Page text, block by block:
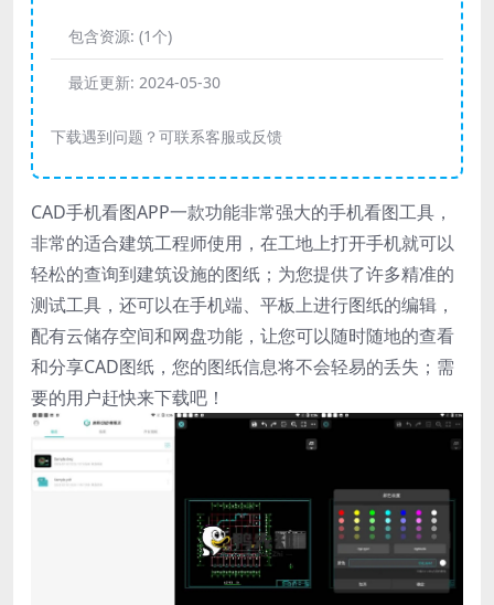
包含资源: (1个)
最近更新: 2024-05-30
下载遇到问题？可联系客服或反馈
CAD手机看图APP一款功能非常强大的手机看图工具，
非常的适合建筑工程师使用，在工地上打开手机就可以
轻松的查询到建筑设施的图纸；为您提供了许多精准的
测试工具，还可以在手机端、平板上进行图纸的编辑，
配有云储存空间和网盘功能，让您可以随时随地的查看
和分享CAD图纸，您的图纸信息将不会轻易的丢失；需
要的用户赶快来下载吧！